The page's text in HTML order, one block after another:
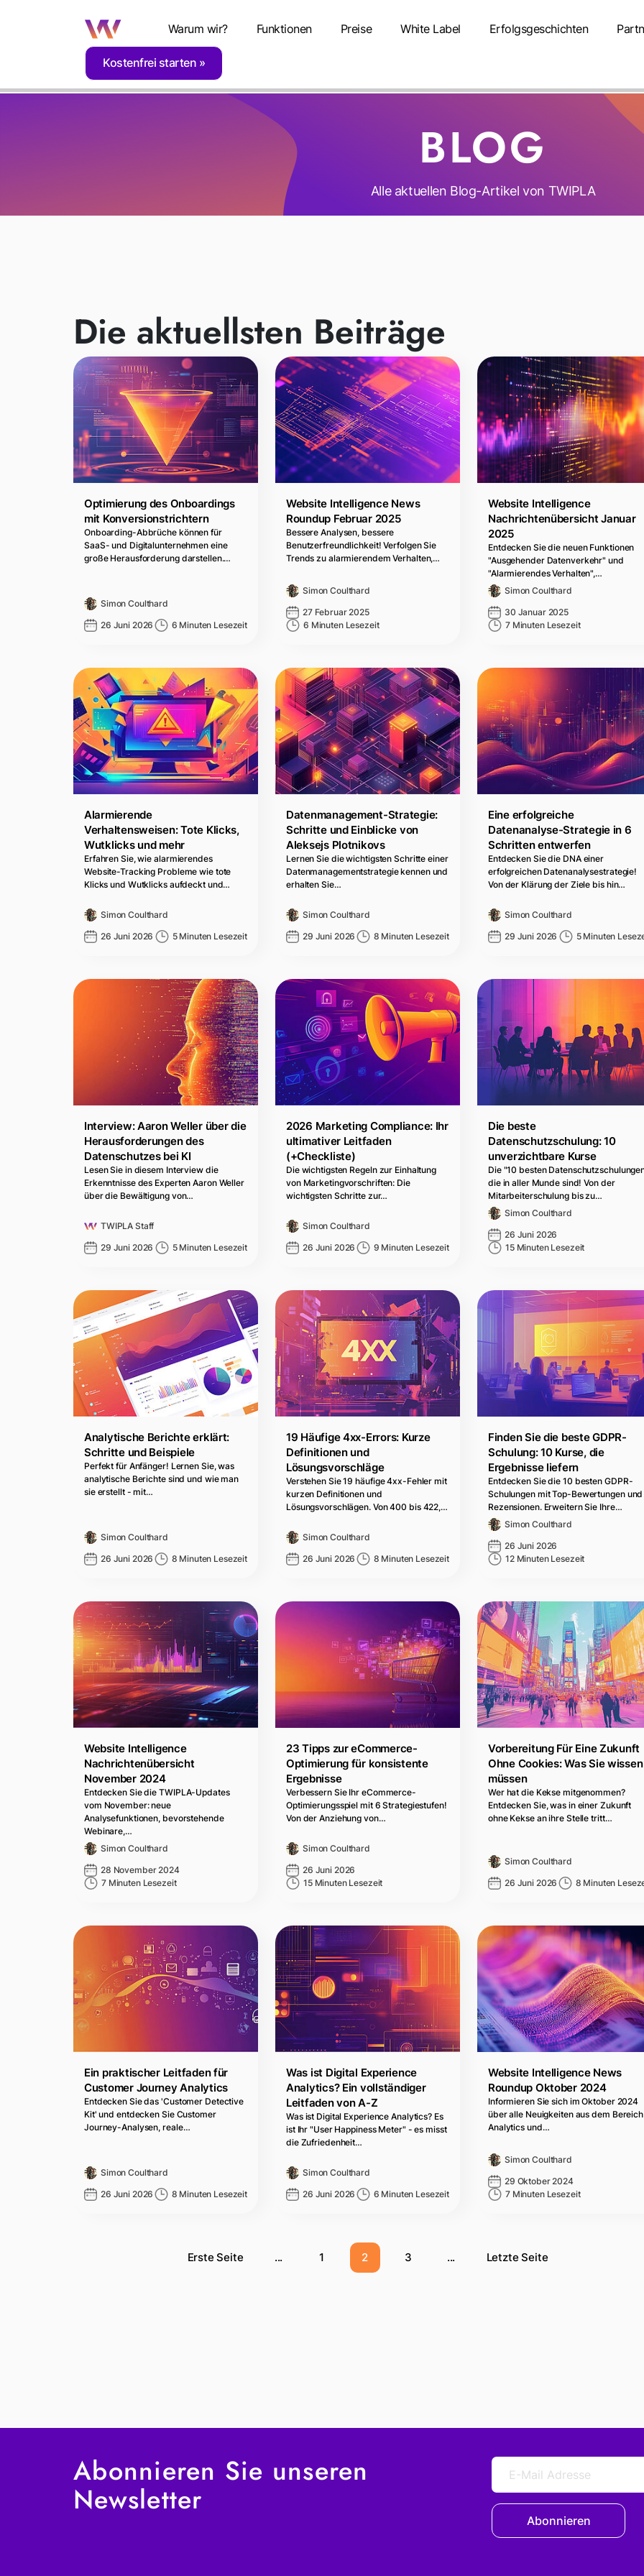
Warum wir? Funktionen Preise White Label Erfolgsgeschichten
Kostenfrei starten
Home Blog
BLOG
Alle aktuellen Blog-Artikel von TWIPLA
Die aktuellsten Beiträge
Optimierung des Onboardings
mit Konversionstrichtern
Onboarding-Abbrüche können für
SaaS- und Digitalunternehmen eine
große Herausforderung darstellen.…
Simon Coulthard
26 Juni 2026 6 Minuten Lesezeit
Website Intelligence News
Roundup Februar 2025
Bessere Analysen, bessere
Benutzerfreundlichkeit! Verfolgen Sie
Trends zu alarmierendem Verhalten,…
Simon Coulthard
27 Februar 2025
6 Minuten Lesezeit
Website Intelligence
Nachrichtenübersicht Januar
2025
Entdecken Sie die neuen Funktionen
"Ausgehender Datenverkehr" und
"Alarmierendes Verhalten",…
Simon Coulthard
30 Januar 2025
7 Minuten Lesezeit
Alarmierende
Verhaltensweisen: Tote Klicks,
Wutklicks und mehr
Erfahren Sie, wie alarmierendes
Website-Tracking Probleme wie tote
Klicks und Wutklicks aufdeckt und…
Simon Coulthard
26 Juni 2026 5 Minuten Lesezeit
Datenmanagement-Strategie:
Schritte und Einblicke von
Aleksejs Plotnikovs
Lernen Sie die wichtigsten Schritte einer
Datenmanagementstrategie kennen und
erhalten Sie…
Simon Coulthard
29 Juni 2026 8 Minuten Lesezeit
Eine erfolgreiche
Datenanalyse-Strategie in 6
Schritten entwerfen
Entdecken Sie die DNA einer
erfolgreichen Datenanalysestrategie!
Von der Klärung der Ziele bis hin…
Simon Coulthard
29 Juni 2026 5 Minuten
Interview: Aaron Weller über die
Herausforderungen des
Datenschutzes bei KI
Lesen Sie in diesem Interview die
Erkenntnisse des Experten Aaron Weller
über die Bewältigung von…
TWIPLA Staff
29 Juni 2026 5 Minuten Lesezeit
2026 Marketing Compliance: Ihr
ultimativer Leitfaden
(+Checkliste)
Die wichtigsten Regeln zur Einhaltung
von Marketingvorschriften: Die
wichtigsten Schritte zur…
Simon Coulthard
26 Juni 2026 9 Minuten Lesezeit
Die beste
Datenschutzschulung: 10
unverzichtbare Kurse
Die "10 besten
die in aller Munde sind! Von der
Mitarbeiterschulung bis zu…
Simon Coulthard
26 Juni 2026
15 Minuten Lesezeit
Analytische Berichte erklärt:
Schritte und Beispiele
Perfekt für Anfänger! Lernen Sie, was
analytische Berichte sind und wie man
sie erstellt - mit…
Simon Coulthard
26 Juni 2026 8 Minuten Lesezeit
19 Häufige 4xx-Errors: Kurze
Definitionen und
Lösungsvorschläge
Verstehen Sie 19 häufige 4xx-Fehler mit
kurzen Definitionen und
Lösungsvorschlägen. Von 400 bis 422,…
Simon Coulthard
26 Juni 2026 8 Minuten Lesezeit
Finden Sie die beste GDPR-
Schulung: 10 Kurse, die
Ergebnisse liefern
Entdecken Sie die 10 besten GDPR-
Schulungen mit Top-Bewertungen und
Rezensionen. Erweitern Sie Ihre…
Simon Coulthard
26 Juni 2026
12 Minuten Lesezeit
Website Intelligence
Nachrichtenübersicht
November 2024
Entdecken Sie die TWIPLA-Updates
vom November: neue
Analysefunktionen, bevorstehende
Webinare,…
Simon Coulthard
28 November 2024
7 Minuten Lesezeit
23 Tipps zur eCommerce-
Optimierung für konsistente
Ergebnisse
Verbessern Sie Ihr eCommerce-
Optimierungsspiel mit 6 Strategiestufen!
Von der Anziehung von…
Simon Coulthard
26 Juni 2026
15 Minuten Lesezeit
Vorbereitung Für Eine Zukunft
Ohne Cookies: Was Sie wissen
müssen
Wer hat die Kekse mitgenommen?
Entdecken Sie, was in einer Zukunft
ohne Kekse an ihre Stelle tritt…
Simon Coulthard
26 Juni 2026 8 Minuten
Ein praktischer Leitfaden für
Customer Journey Analytics
Entdecken Sie das 'Customer Detective
Kit' und entdecken Sie Customer
Journey-Analysen, reale…
Simon Coulthard
26 Juni 2026 8 Minuten Lesezeit
Was ist Digital Experience
Analytics? Ein vollständiger
Leitfaden von A-Z
Was ist Digital Experience Analytics? Es
ist Ihr "User Happiness Meter" - es misst
die Zufriedenheit…
Simon Coulthard
26 Juni 2026 6 Minuten Lesezeit
Website Intelligence News
Roundup Oktober 2024
Informieren Sie sich im Oktober 2024
über alle Neuigkeiten aus dem Bereich
Analytics und…
Simon Coulthard
29 Oktober 2024
7 Minuten Lesezeit
Erste Seite ... 1 2 3 ... Letzte Seite
Abonnieren Sie unseren
Newsletter
Abonnieren